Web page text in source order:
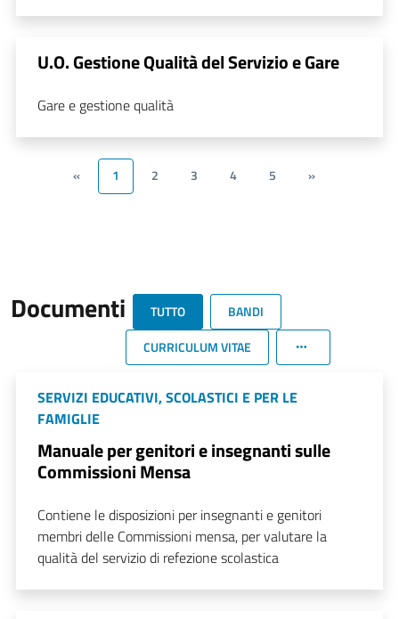
U.O. Gestione Qualità del Servizio e Gare
Gare e gestione qualità
« 1 2 3 4 5 »
Documenti TUTTO
BANDI
CURRICULUM VITAE
SERVIZI EDUCATIVI, SCOLASTICI E PER LE
FAMIGLIE
Manuale per genitori e insegnanti sulle
Commissioni Mensa
Contiene le disposizioni per insegnanti e genitori
membri delle Commissioni mensa, per valutare la
qualità del servizio di refezione scolastica